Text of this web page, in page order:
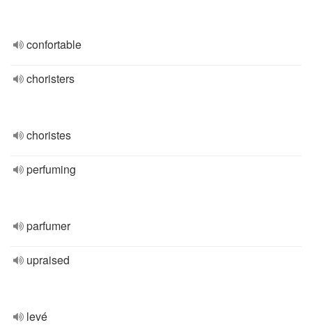
confortable
choristers
choristes
perfuming
parfumer
upraised
levé